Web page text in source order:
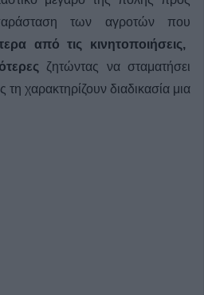
των αγροτών που
από τις κινητοποιήσεις,
ζητώντας να σταματήσει
χαρακτηρίζουν διαδικασία μια